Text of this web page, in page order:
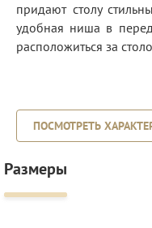
придают столу
удобная ниша в
расположиться за
ПОСМОТРЕТЬ
Размеры